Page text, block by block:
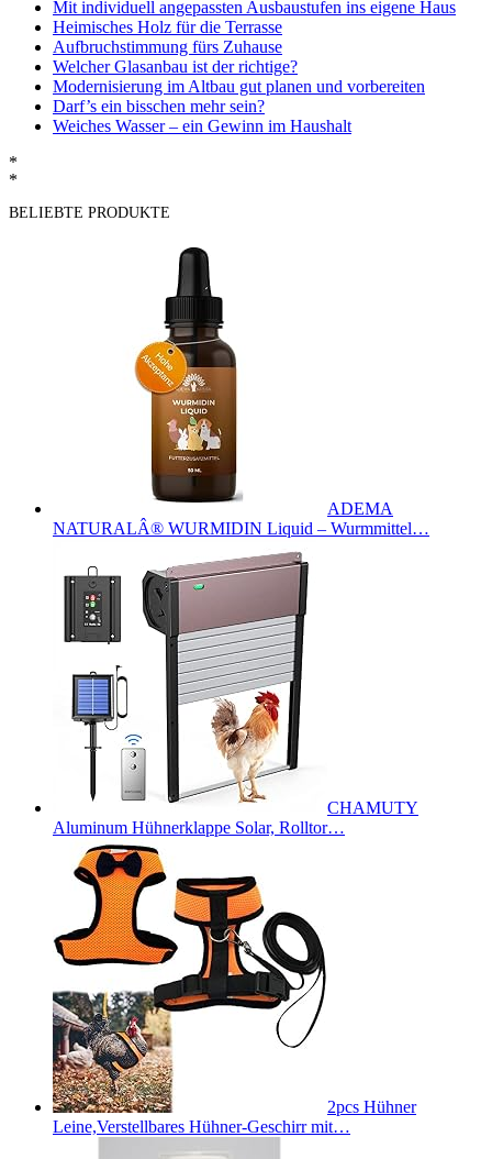
Mit individuell angepassten Ausbaustufen ins eigene Haus
Heimisches Holz für die Terrasse
Aufbruchstimmung fürs Zuhause
Welcher Glasanbau ist der richtige?
Modernisierung im Altbau gut planen und vorbereiten
Darf’s ein bisschen mehr sein?
Weiches Wasser – ein Gewinn im Haushalt
*
*
BELIEBTE PRODUKTE
ADEMA
NATURALÂ® WURMIDIN Liquid – Wurmmittel…
CHAMUTY
Aluminum Hühnerklappe Solar, Rolltor…
2pcs Hühner
Leine,Verstellbares Hühner-Geschirr mit…